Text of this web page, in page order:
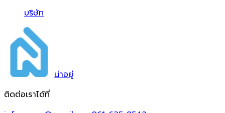
บริษัท
น่าอยู่
ติดต่อเราได้ที่